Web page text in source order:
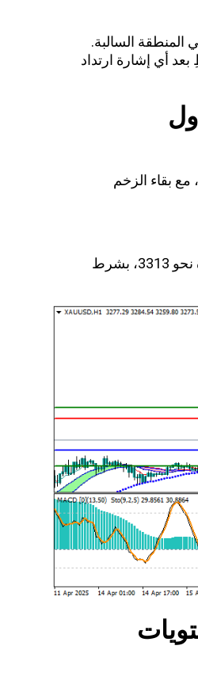
السالبة.
بعد أي إشارة ارتداد
استمرار السعر دون 3273 سيدفع الذهب إلى 3246 ثم 3226، مع بقاء الزخم
في حال ارتداد السعر من 3246 والثبات فوقه، قد نشهد عودة نحو 3313، بشرط